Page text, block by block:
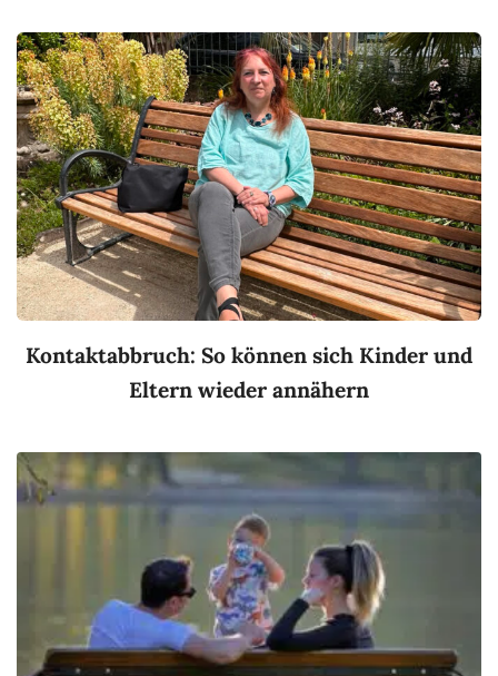
Kontaktabbruch: So können sich Kinder und
Eltern wieder annähern